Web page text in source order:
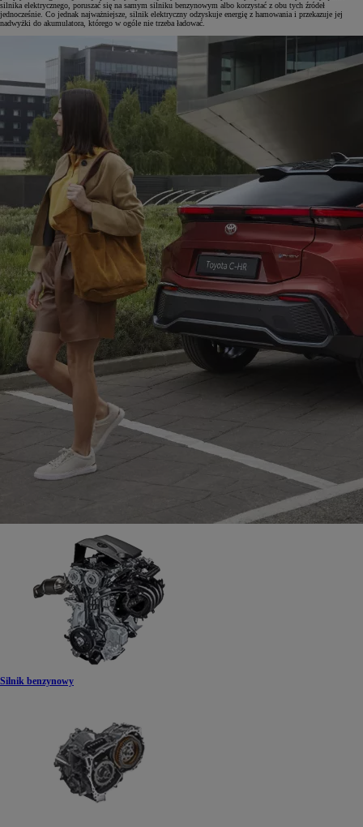
silnika elektrycznego, poruszać się na samym silniku benzynowym albo korzystać z obu tych źródeł
jednocześnie. Co jednak najważniejsze, silnik elektryczny odzyskuje energię z hamowania i przekazuje jej
nadwyżki do akumulatora, którego w ogóle nie trzeba ładować.
Silnik benzynowy